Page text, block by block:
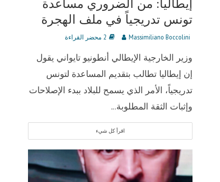
إيطاليا: من الضروري مساعدة
تونس تدريجياً في ملف الهجرة
Massimiliano Boccolini 2 محضر القراءة
وزير الخارجية الإيطالي أنطونيو تايواني يقول
إن إيطاليا تطالب بتقديم المساعدة لتونس
تدريجياً، الأمر الذي يسمح للبلاد ببدء الإصلاحات
وإثبات الثقة المطلوبة...
اقرأ كل شيء